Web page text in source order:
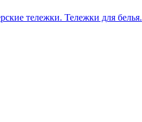
тележки. Тележки для белья.